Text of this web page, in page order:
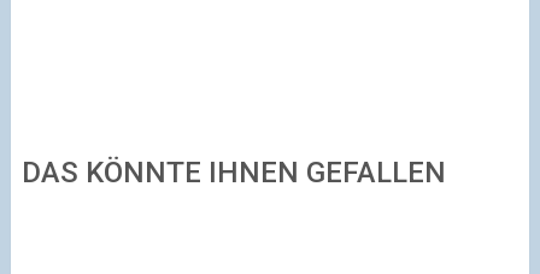
DAS KÖNNTE IHNEN GEFALLEN